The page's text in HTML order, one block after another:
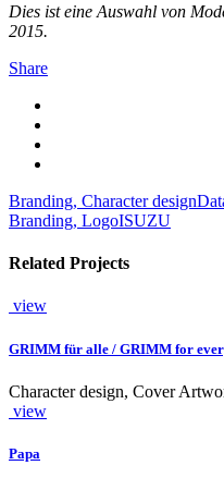
Dies ist eine Auswahl von
2015.
Share
Branding, Character design
Branding, LogoISUZU
Related Projects
view
GRIMM für alle / GRIMM for
Character design, Cover
view
Papa